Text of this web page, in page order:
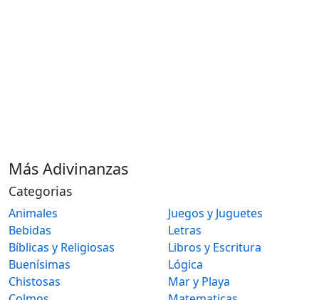
Más Adivinanzas
Categorias
Animales
Bebidas
Bíblicas y Religiosas
Buenísimas
Chistosas
Juegos y Juguetes
Letras
Libros y Escritura
Lógica
Mar y Playa